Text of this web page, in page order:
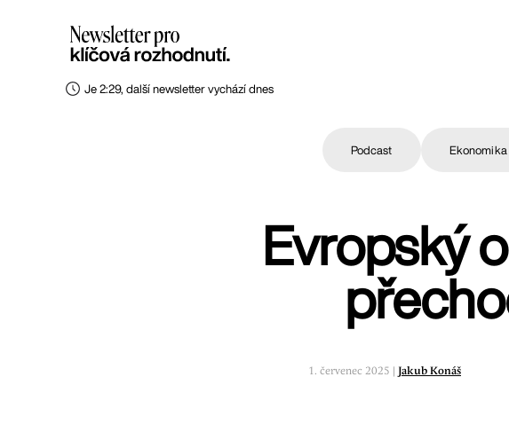
Je 2:29, další newsletter vychází dnes
Podcast Ekonomika
Evropský
1. červenec 2025 | Jakub Konáš